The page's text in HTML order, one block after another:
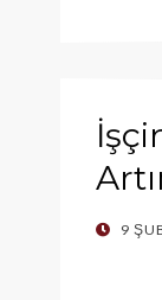
POSTED
9